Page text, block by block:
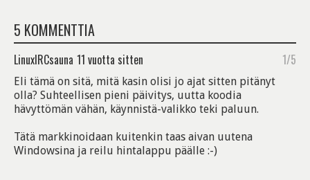
5 KOMMENTTIA
LinuxIRCsauna 11 vuotta sitten 1/5
Eli tämä on sitä, mitä kasin olisi jo ajat sitten pitänyt
olla? Suhteellisen pieni päivitys, uutta koodia
hävyttömän vähän, käynnistä-valikko teki paluun.
Tätä markkinoidaan kuitenkin taas aivan uutena
Windowsina ja reilu hintalappu päälle :-)